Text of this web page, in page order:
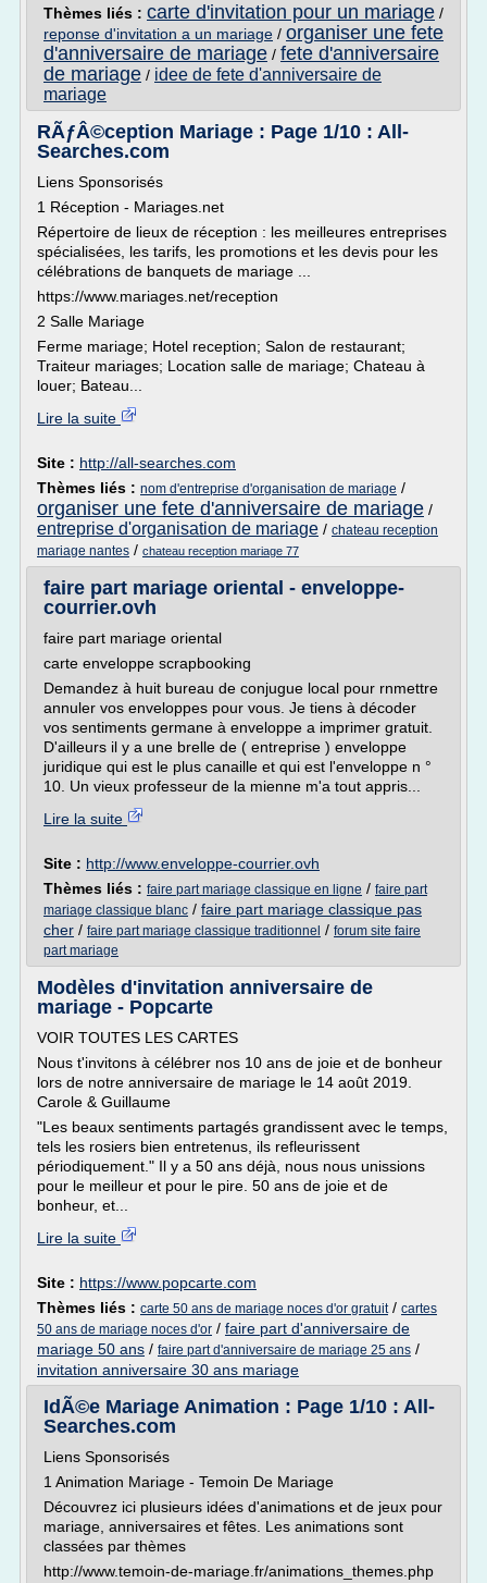
Thèmes liés : carte d'invitation pour un mariage /
reponse d'invitation a un mariage / organiser une fete
d'anniversaire de mariage / fete d'anniversaire
de mariage / idee de fete d'anniversaire de
mariage
RÃƒÂ©ception Mariage : Page 1/10 : All-
Searches.com
Liens Sponsorisés
1 Réception - Mariages.net
Répertoire de lieux de réception : les meilleures entreprises
spécialisées, les tarifs, les promotions et les devis pour les
célébrations de banquets de mariage ...
https://www.mariages.net/reception
2 Salle Mariage
Ferme mariage; Hotel reception; Salon de restaurant;
Traiteur mariages; Location salle de mariage; Chateau à
louer; Bateau...
Lire la suite
Site : http://all-searches.com
Thèmes liés : nom d'entreprise d'organisation de mariage /
organiser une fete d'anniversaire de mariage /
entreprise d'organisation de mariage / chateau reception
mariage nantes / chateau reception mariage 77
faire part mariage oriental - enveloppe-
courrier.ovh
faire part mariage oriental
carte enveloppe scrapbooking
Demandez à huit bureau de conjugue local pour rnmettre
annuler vos enveloppes pour vous. Je tiens à décoder
vos sentiments germane à enveloppe a imprimer gratuit.
D'ailleurs il y a une brelle de ( entreprise ) enveloppe
juridique qui est le plus canaille et qui est l'enveloppe n °
10. Un vieux professeur de la mienne m'a tout appris...
Lire la suite
Site : http://www.enveloppe-courrier.ovh
Thèmes liés : faire part mariage classique en ligne / faire part
mariage classique blanc / faire part mariage classique pas
cher / faire part mariage classique traditionnel / forum site faire
part mariage
Modèles d'invitation anniversaire de
mariage - Popcarte
VOIR TOUTES LES CARTES
Nous t'invitons à célébrer nos 10 ans de joie et de bonheur
lors de notre anniversaire de mariage le 14 août 2019.
Carole & Guillaume
"Les beaux sentiments partagés grandissent avec le temps,
tels les rosiers bien entretenus, ils refleurissent
périodiquement." Il y a 50 ans déjà, nous nous unissions
pour le meilleur et pour le pire. 50 ans de joie et de
bonheur, et...
Lire la suite
Site : https://www.popcarte.com
Thèmes liés : carte 50 ans de mariage noces d'or gratuit/ cartes
50 ans de mariage noces d'or / faire part d'anniversaire de
mariage 50 ans / faire part d'anniversaire de mariage 25 ans /
invitation anniversaire 30 ans mariage
IdÃ©e Mariage Animation : Page 1/10 : All-
Searches.com
Liens Sponsorisés
1 Animation Mariage - Temoin De Mariage
Découvrez ici plusieurs idées d'animations et de jeux pour
mariage, anniversaires et fêtes. Les animations sont
classées par thèmes
http://www.temoin-de-mariage.fr/animations_themes.php